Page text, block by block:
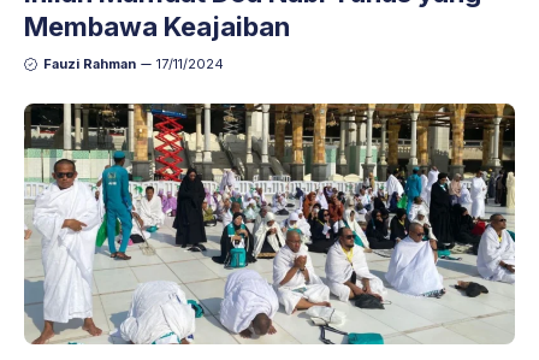
Membawa Keajaiban
Fauzi Rahman 17/11/2024